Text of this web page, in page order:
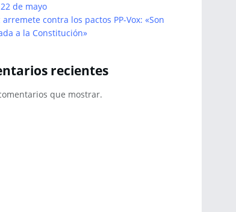
de mayo
arremete contra los pactos PP-Vox: «Son
a la Constitución»
recientes
que mostrar.